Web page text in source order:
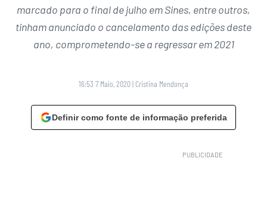
marcado para o final de julho em Sines, entre outros,
tinham anunciado o cancelamento das edições deste
ano, comprometendo-se a regressar em 2021
16:53 7 Maio, 2020| Cristina Mendonça
Definir como fonte de informação preferida